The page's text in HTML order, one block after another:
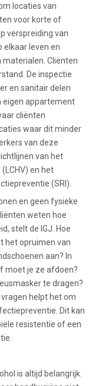
locaties van
voor korte of
verspreiding van
leven en
Cliënten
De inspectie
en sanitair delen
eigen appartement
cliënten
waar dit minder
van deze
van het
(LCHV) en het
(SRI).
en geen fysieke
weten hoe
stelt de IGJ. Hoe
het opruimen van
aan? In
moet je ze afdoen?
te dragen?
helpt het om
Dit kan
resistentie of een
is altijd belangrijk.